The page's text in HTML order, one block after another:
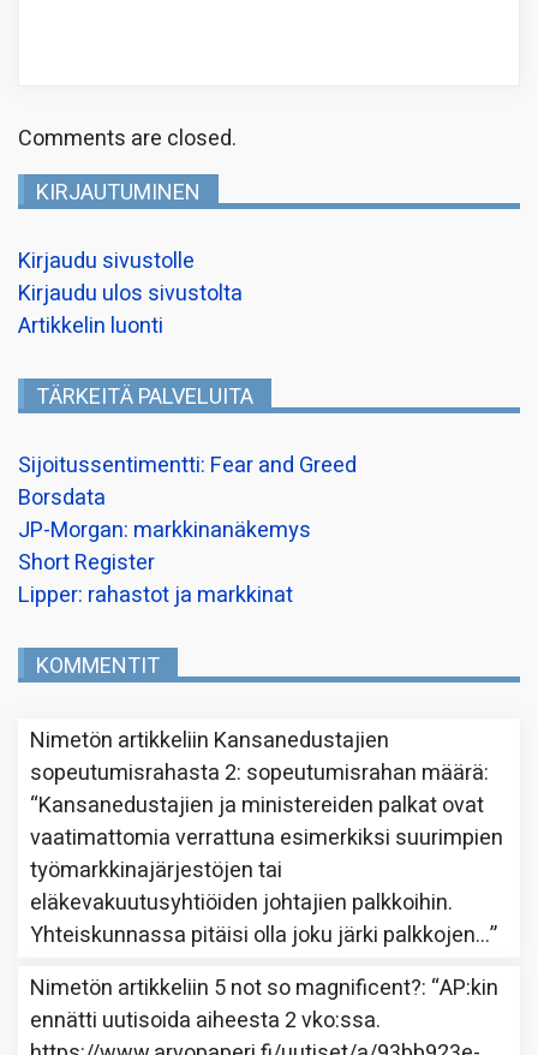
Comments are closed.
KIRJAUTUMINEN
Kirjaudu sivustolle
Kirjaudu ulos sivustolta
Artikkelin luonti
TÄRKEITÄ PALVELUITA
Sijoitussentimentti: Fear and Greed
Borsdata
JP-Morgan: markkinanäkemys
Short Register
Lipper: rahastot ja markkinat
KOMMENTIT
Nimetön artikkeliin Kansanedustajien
sopeutumisrahasta 2: sopeutumisrahan määrä:
“Kansanedustajien ja ministereiden palkat ovat
vaatimattomia verrattuna esimerkiksi suurimpien
työmarkkinajärjestöjen tai
eläkevakuutusyhtiöiden johtajien palkkoihin.
Yhteiskunnassa pitäisi olla joku järki palkkojen…”
Nimetön artikkeliin 5 not so magnificent?: “AP:kin
ennätti uutisoida aiheesta 2 vko:ssa.